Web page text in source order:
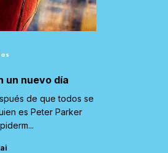
un nuevo día
de que todos se
es Peter Parker